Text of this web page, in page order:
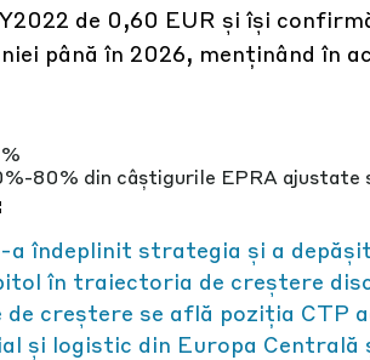
de 0,60 EUR și își
până în 2026, menținând în
80% din câștigurile EPRA ajustate
a îndeplinit strategia și a
în traiectoria de creștere
creștere se află poziția CTP
și logistic din Europa Centrală